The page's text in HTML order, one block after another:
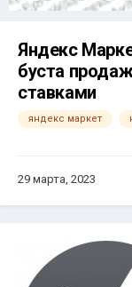
Яндекс
буста
ставками
яндекс маркет
29 марта, 2023